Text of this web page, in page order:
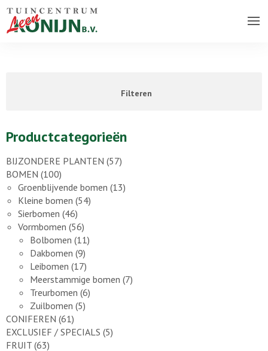
Filteren
Productcategorieën
BIJZONDERE PLANTEN (57)
BOMEN (100)
Groenblijvende bomen (13)
Kleine bomen (54)
Sierbomen (46)
Vormbomen (56)
Bolbomen (11)
Dakbomen (9)
Leibomen (17)
Meerstammige bomen (7)
Treurbomen (6)
Zuilbomen (5)
CONIFEREN (61)
EXCLUSIEF / SPECIALS (5)
FRUIT (63)